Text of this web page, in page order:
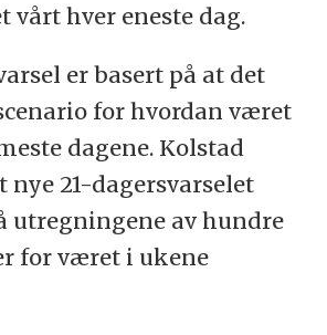
vårt hver eneste dag.
er basert på at det
for hvordan været
dagene. Kolstad
nye 21-dagersvarselet
utregningene av hundre
for været i ukene